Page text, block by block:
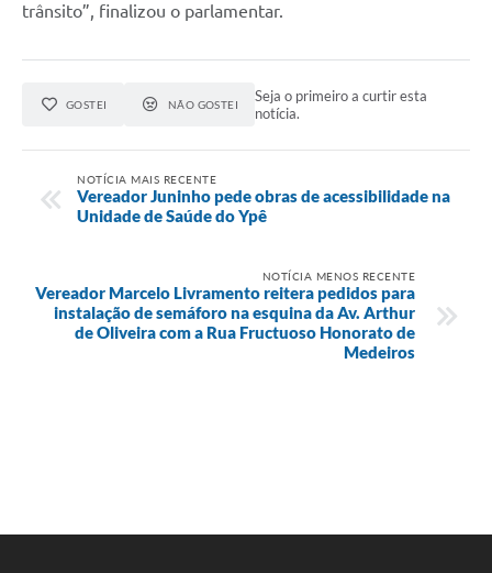
trânsito”, finalizou o parlamentar.
GOSTEI NÃO GOSTEI
Seja o primeiro a curtir esta
notícia.
NOTÍCIA MAIS RECENTE
Vereador Juninho pede obras de acessibilidade na
Unidade de Saúde do Ypê
NOTÍCIA MENOS RECENTE
Vereador Marcelo Livramento reitera pedidos para
instalação de semáforo na esquina da Av. Arthur
de Oliveira com a Rua Fructuoso Honorato de
Medeiros